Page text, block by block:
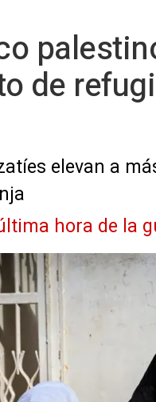
de
elevan a
hora de la